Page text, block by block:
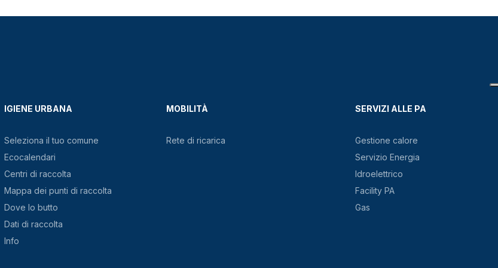
IGIENE URBANA
Seleziona il tuo comune
Ecocalendari
Centri di raccolta
Mappa dei punti di raccolta
Dove lo butto
Dati di raccolta
Info
MOBILITÀ
Rete di ricarica
SERVIZI ALLE PA
Gestione calore
Servizio Energia
Idroelettrico
Facility PA
Gas